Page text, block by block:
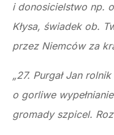
i donosicielstwo np.
Kłysa, świadek ob.
przez Niemców za
„27. Purgał Jan
o gorliwe
gromady szpicel.